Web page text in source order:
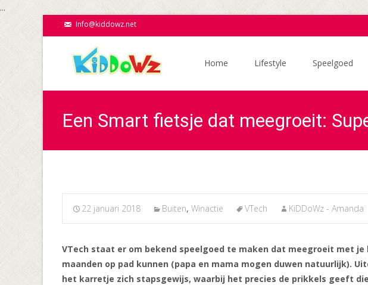
...
Info@kiddowz.net
naar
inhoud
Home Lifestyle Speelgoed
Een Smart fietsje dat meegroeit:
22 januari 2018 Buiten, Winactie VTech KiDDoWz - Amanda
VTech staat er om bekend speelgoed te maken dat meegroeit met
maanden op pad kunnen (papa en mama mogen duwen natuurlijk).
het karretje zich stapsgewijs, waarbij het precies de prikkels geeft